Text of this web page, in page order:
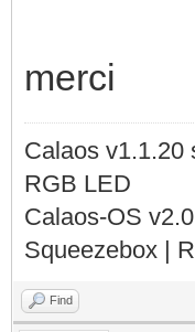
merci
Calaos v1.1.20
RGB LED
Calaos-OS
Squeezebox |
Find